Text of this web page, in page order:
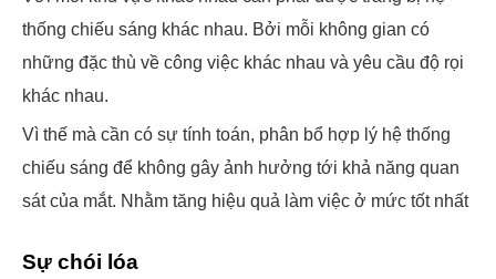
thống chiếu sáng khác nhau. Bởi mỗi không gian có
những đặc thù về công việc khác nhau và yêu cầu độ rọi
khác nhau.
Vì thế mà cần có sự tính toán, phân bổ hợp lý hệ thống
chiếu sáng để không gây ảnh hưởng tới khả năng quan
sát của mắt. Nhằm tăng hiệu quả làm việc ở mức tốt nhất
Sự chói lóa